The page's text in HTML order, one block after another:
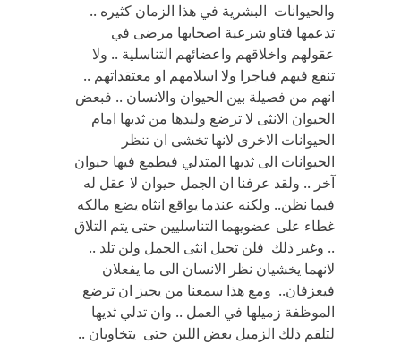
والحيوانات البشرية في هذا الزمان كثيره ..
تدعمها فتاو شرعية اصحابها مرضى في
عقولهم واخلاقهم واعضائهم التناسلية .. ولا
تنفع فيهم فياجرا ولا اسلامهم او معتقداتهم ..
انهم من فصيلة بين الحيوان والانسان .. فبعض
الحيوان الانثى لا ترضع وليدها من ثديها امام
الحيوانات الاخرى لانها تخشى ان تنظر
الحيوانات الى ثديها المتدلي فيطمع فيها حيوان
آخر .. ولقد عرفنا ان الجمل حيوان لا عقل له
فيما نظن.. ولكنه عندما يواقع انثاه يضع مالكه
غطاء على عضويهما التناسليين حتى يتم التلاق
.. وغير ذلك فلن تحبل انثى الجمل ولن تلد ..
لانهما يخشيان نظر الانسان الى ما يفعلان
فيعزفان.. ومع هذا سمعنا من يجيز ان ترضع
الموظفة زميلها في العمل .. وان تدلي ثديها
لتلقم ذلك الزميل بعض اللبن حتى يتخاويان ..